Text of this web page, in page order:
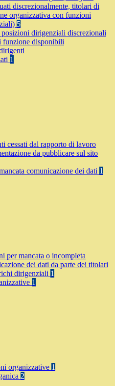
discrezionalmente, titolari di
organizzativa con funzioni
5
dirigenziali discrezionali
funzione disponibili
1
cessati dal rapporto di lavoro
da pubblicare sul sito
comunicazione dei dati 1
per mancata o incompleta
dei dati da parte dei titolari
dirigenziali 1
1
organizzative 1
2